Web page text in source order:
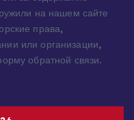
владельцам.
на нашем сайте
права,